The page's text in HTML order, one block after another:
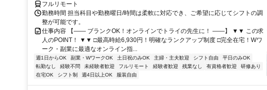
フルリモート
勤務時間 担当科目や勤務曜日/時間は柔軟に対応でき、ご希望に応じてシフトの調
整が可能です。
仕事内容 【―― ブランクOK！オンラインでトライの先生に！ ――】 ▼▼ この求
人のPOINT！ ▼▼ □最高時給6,930円！明確なランクアップ制度 □完全在宅！Wワ
ーク・副業に最適なオンライン指...
週1日からOK 副業・WワークOK 土日祝のみOK 主婦・主夫歓迎 シフト自由
平日のみOK
転勤なし
経験不問 未経験者歓迎 フルリモート 経験者歓迎 残業なし 有資格者歓迎
研修あり
在宅OK
シフト制 週4日以上OK 服装自由